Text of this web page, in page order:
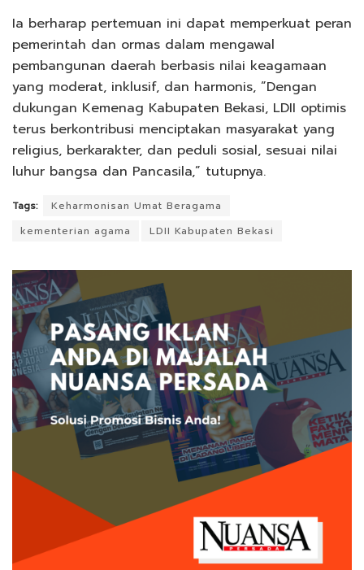
Ia berharap pertemuan ini dapat memperkuat peran
pemerintah dan ormas dalam mengawal
pembangunan daerah berbasis nilai keagamaan
yang moderat, inklusif, dan harmonis, ”Dengan
dukungan Kemenag Kabupaten Bekasi, LDII optimis
terus berkontribusi menciptakan masyarakat yang
religius, berkarakter, dan peduli sosial, sesuai nilai
luhur bangsa dan Pancasila,” tutupnya.
Tags:
Keharmonisan Umat Beragama
kementerian agama
LDII Kabupaten Bekasi